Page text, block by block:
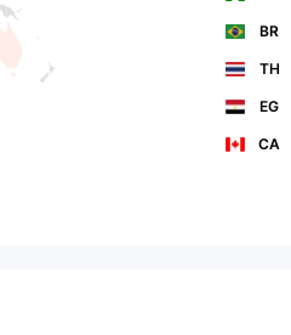
BR
TH
EG
CA